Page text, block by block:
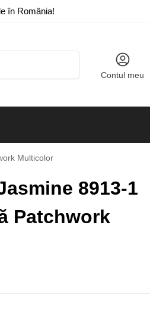
în România!
Contul meu
Multicolor
8913-1
Patchwork